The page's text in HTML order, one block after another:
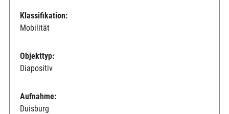
Klassifikation:
Mobilität
Objekttyp:
Diapositiv
Aufnahme:
Duisburg